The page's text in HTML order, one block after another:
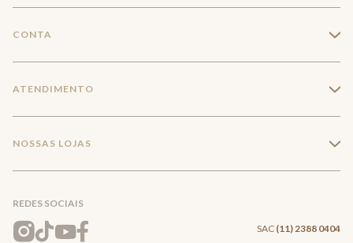
Trabalhe conosco
Mapa do Site
CONTA +
Meus pedidos
Wishlist
ATENDIMENTO +
Entrega e Frete
NOSSAS LOJAS +
REDES SOCIAIS
SAC (11) 2388 0404